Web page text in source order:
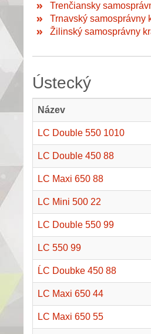
Trenčiansky
Trnavský samosprávny
Žilinský samosprávny
Ústecký
Název
LC Double 550 1010
LC Double 450 88
LC Maxi 650 88
LC Mini 500 22
LC Double 550 99
LC 550 99
ĹC Doubke 450 88
LC Maxi 650 44
LC Maxi 650 55